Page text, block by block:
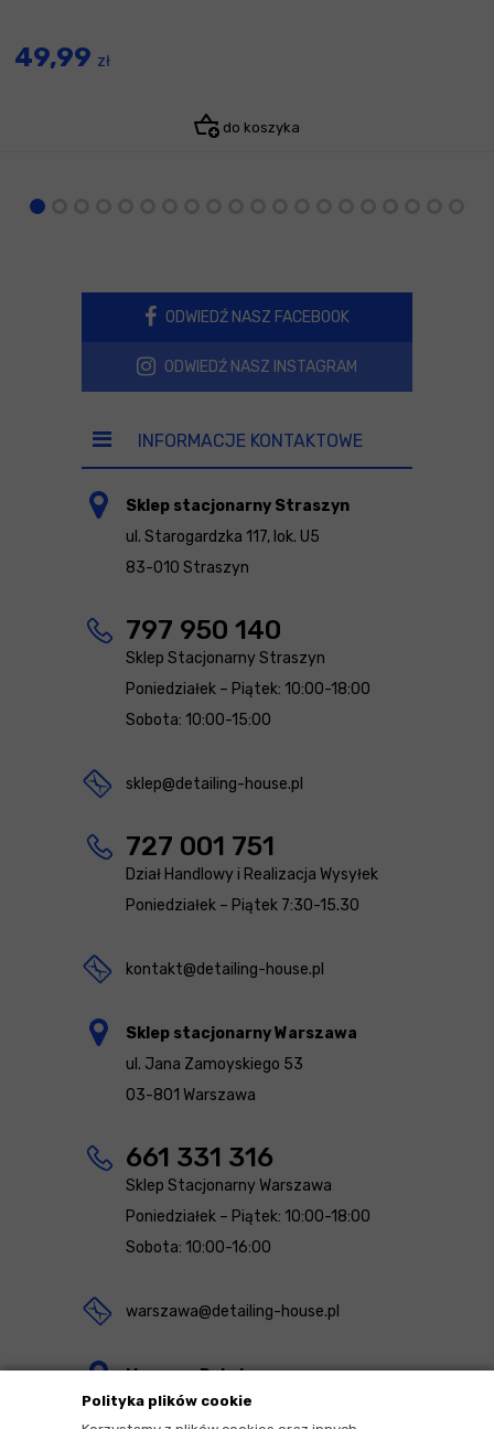
Polityka plików cookie
49,99 zł
do koszyka
ODWIEDŹ NASZ FACEBOOK
ODWIEDŹ NASZ INSTAGRAM
INFORMACJE KONTAKTOWE
Sklep stacjonarny Straszyn
ul. Starogardzka 117, lok. U5
83-010 Straszyn
797 950 140
Sklep Stacjonarny Straszyn
Poniedziałek – Piątek: 10:00-18:00
Sobota: 10:00-15:00
sklep@detailing-house.pl
727 001 751
Dział Handlowy i Realizacja Wysyłek
Poniedziałek – Piątek 7:30-15.30
kontakt@detailing-house.pl
Sklep stacjonarny Warszawa
ul. Jana Zamoyskiego 53
03-801 Warszawa
661 331 316
Sklep Stacjonarny Warszawa
Poniedziałek – Piątek: 10:00-18:00
Sobota: 10:00-16:00
warszawa@detailing-house.pl
Magazyn Rekcin
Nomos Sp. z o.o. sp.k.